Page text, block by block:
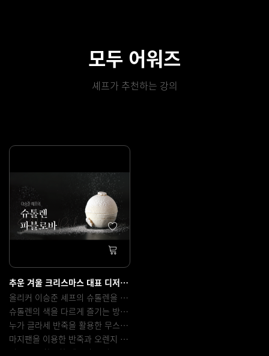
모두 어워즈
셰프가 추천하는 강의
추운 겨울 크리스마스 대표 디저트 슈톨렌을 응용한 '슈톨렌 파블로바'
올리커 이승준 셰프의 슈톨렌을 응용한 레시피 입니다.
슈톨렌의 색을 다르게 즐기는 방법과 몰드를 활용해 머랭의 모양을 잡고 굽는 방법
누가 글라세 반죽을 활용한 무스를 만드는 방법
마지팬을 이용한 반죽과 오렌지 소스를 이용한 슈톨렌을 가볍게 즐기는 방법
리큐르를 활용한 제품의 풍미를 향상시키는 방법 등